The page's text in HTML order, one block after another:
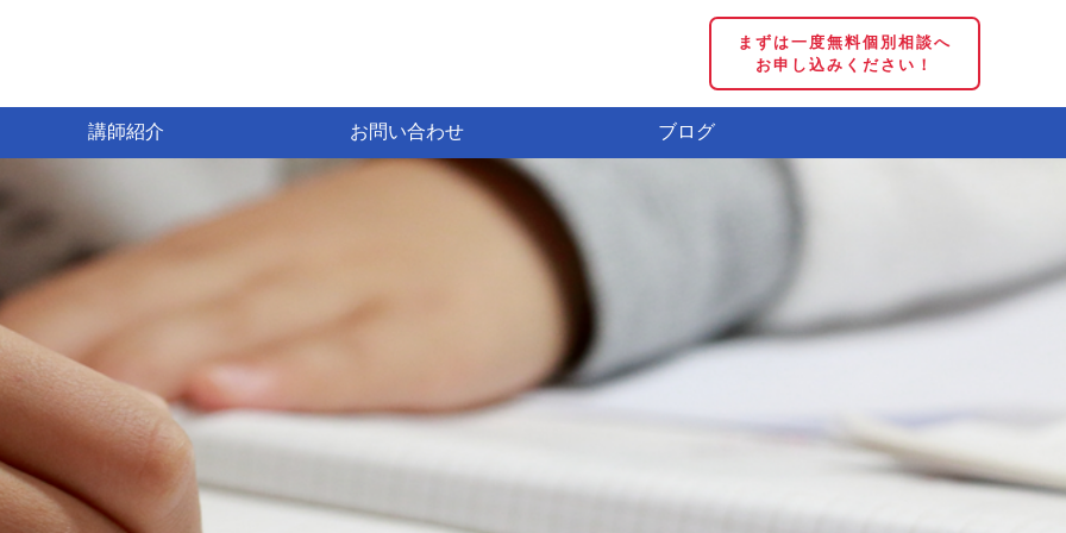
まずは一度無料個別相談へ
お申し込みください！
講師紹介 お問い合わせ ブログ